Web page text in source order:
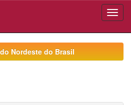
Nordeste do Brasil